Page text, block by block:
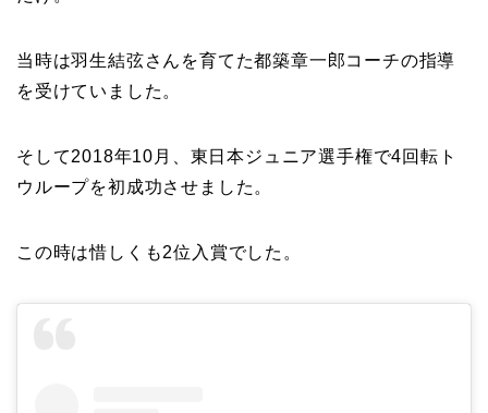
当時は羽生結弦さんを育てた都築章一郎コーチの指導
を受けていました。
そして2018年10月、東日本ジュニア選手権で4回転ト
ウループを初成功させました。
この時は惜しくも2位入賞でした。